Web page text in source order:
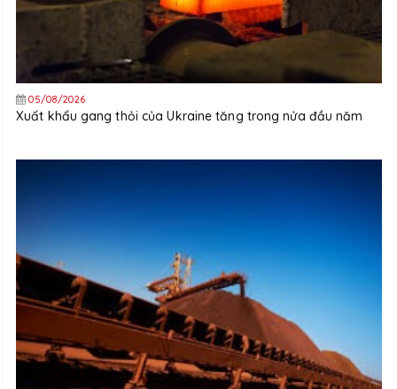
05/08/2026
Xuất khẩu gang thỏi của Ukraine tăng trong nửa đầu năm